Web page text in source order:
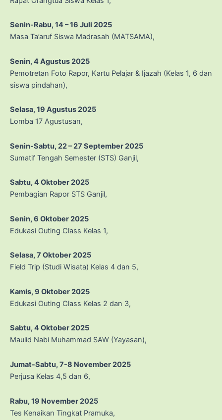
Senin-Rabu, 14 – 16 Juli 2025
Masa Ta’aruf Siswa Madrasah (MATSAMA),
Senin, 4 Agustus 2025
Pemotretan Foto Rapor, Kartu Pelajar & Ijazah (Kelas 1, 6 dan
siswa pindahan),
Selasa, 19 Agustus 2025
Lomba 17 Agustusan,
Senin-Sabtu, 22 – 27 September2025
Sumatif Tengah Semester (STS) Ganjil,
Sabtu, 4 Oktober2025
Pembagian Rapor STS Ganjil,
Senin, 6 Oktober 2025
Edukasi Outing Class Kelas 1,
Selasa, 7 Oktober 2025
Field Trip (Studi Wisata) Kelas 4 dan 5,
Kamis, 9 Oktober 2025
Edukasi Outing Class Kelas 2 dan 3,
Sabtu, 4 Oktober 2025
Maulid Nabi Muhammad SAW (Yayasan),
Jumat-Sabtu, 7-8 November 2025
Perjusa Kelas 4,5 dan 6,
Rabu, 19 November 2025
Tes Kenaikan Tingkat Pramuka,